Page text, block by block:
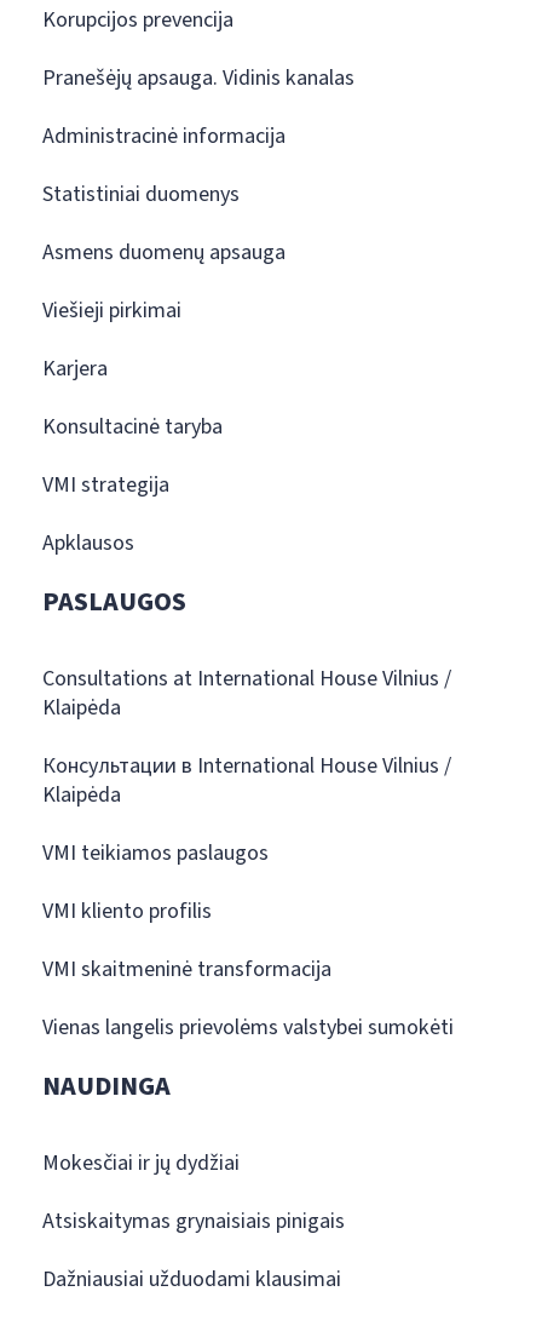
Korupcijos prevencija
Pranešėjų apsauga. Vidinis kanalas
Administracinė informacija
Statistiniai duomenys
Asmens duomenų apsauga
Viešieji pirkimai
Karjera
Konsultacinė taryba
VMI strategija
Apklausos
PASLAUGOS
Consultations at International House Vilnius /
Klaipėda
Консультации в International House Vilnius /
Klaipėda
VMI teikiamos paslaugos
VMI kliento profilis
VMI skaitmeninė transformacija
Vienas langelis prievolėms valstybei sumokėti
NAUDINGA
Mokesčiai ir jų dydžiai
Atsiskaitymas grynaisiais pinigais
Dažniausiai užduodami klausimai